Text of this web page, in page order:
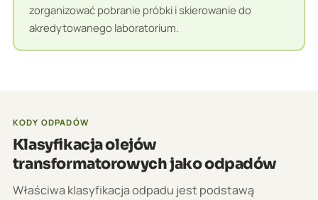
zorganizować pobranie próbki i skierowanie do
akredytowanego laboratorium.
KODY ODPADÓW
Klasyfikacja olejów
transformatorowych jako odpadów
Właściwa klasyfikacja odpadu jest podstawą